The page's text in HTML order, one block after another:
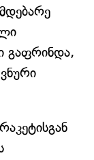
გაფრინდა,